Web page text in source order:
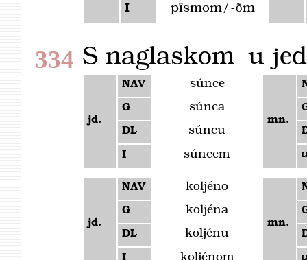
I pȋsmom/-õm
334 S naglaskom ́ u
jd.
NAV súnce
mn.
G
súnca
DL
súncu
I
súncem
jd.
NAV koljéno
mn.
G
koljéna
DL
koljénu